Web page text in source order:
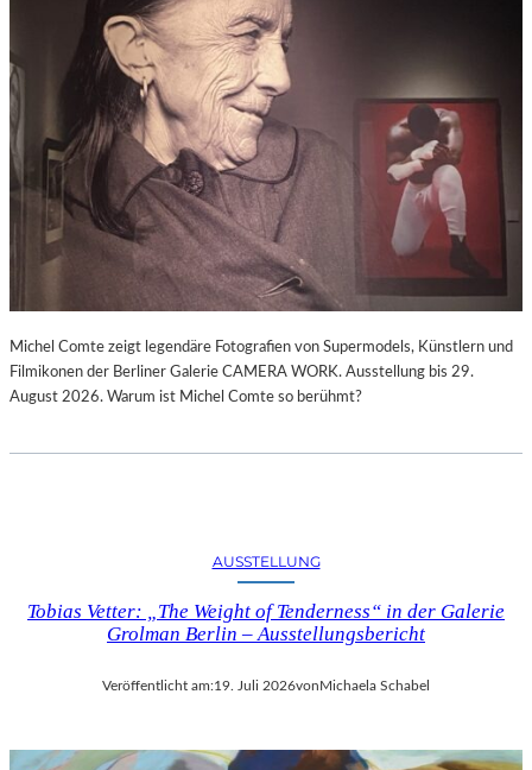
Michel Comte zeigt legendäre Fotografien von Supermodels, Künstlern und
Filmikonen der Berliner Galerie CAMERA WORK. Ausstellung bis 29.
August 2026. Warum ist Michel Comte so berühmt?
AUSSTELLUNG
Tobias Vetter: „The Weight of Tenderness“ in der Galerie
Grolman Berlin – Ausstellungsbericht
Veröffentlicht am:19. Juli 2026von Michaela Schabel